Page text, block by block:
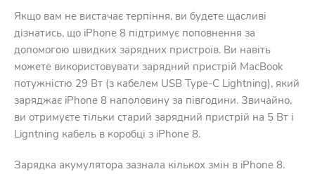
Якщо вам не вистачає терпіння, ви будете щасливі
дізнатись, що iPhone 8 підтримує поповнення за
допомогою швидких зарядних пристроїв. Ви навіть
можете використовувати зарядний пристрій MacBook
потужністю 29 Вт (з кабелем USB Type-C Lightning), який
заряджає iPhone 8 наполовину за півгодини. Звичайно,
ви отримуєте тільки старий зарядний пристрій на 5 Вт і
Ligntning кабель в коробці з iPhone 8.
Зарядка акумулятора зазнала кількох змін в iPhone 8.